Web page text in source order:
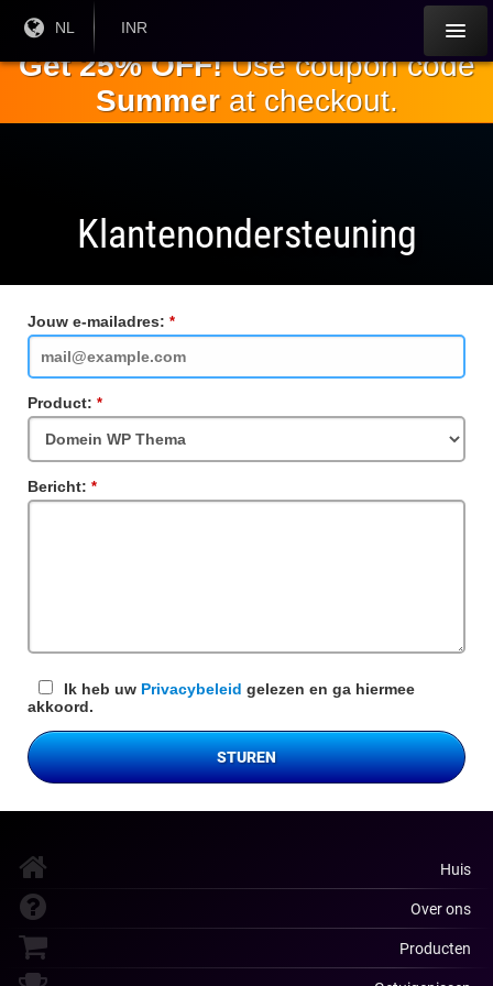
Huidige
NL
Huidige
INR
Get 25% OFF!Use coupon code
Summerat checkout.
Klantenondersteuning
Jouw e-mailadres:
veld
Product:
veld
Bericht:
veld
Ik heb uw Privacybeleid gelezen en ga hiermee
akkoord.
STUREN
Huis
Over ons
Producten